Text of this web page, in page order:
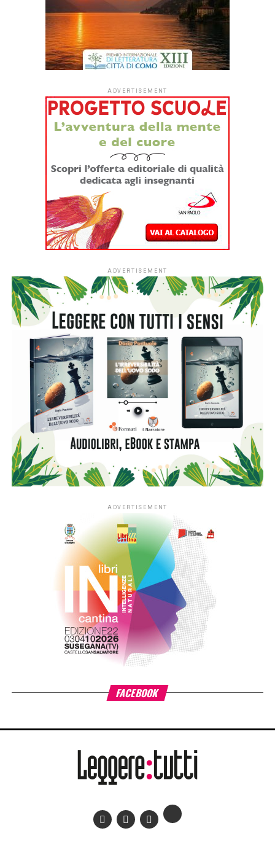
Dopo quattro anni di sperimentazione, #ioleggoperché
apre per la prima volta le iscrizioni a tutti gli asili nido
1° settembrele strutture educative per la
fascia 0-3 anni di tutto il Paese potranno aderire
all’iniziativa sociale dell’Associazione Italiana Editori (AIE)
a favore delle biblioteche scolastiche e partecipare alla
campagna nazionale di donazione di libri in programma dal
7 al 15 novembre 2026.
L’ingresso di tutti i nidi italiani segna una nuova fase per
#ioleggoperché che, dopo dieci anni al fianco delle
scuole, amplia il proprio raggio d’azione includendo anche i
servizi educativi per la primissima infanzia.
L’apertura nazionale è resa possibile grazie alsostegno
di Fondazione Cariplo, che dal 2022 ha accompagnato lo
sviluppo di #ioleggoperchéLAB-NIDI, il progetto
sperimentale dedicato ai nidi realizzato in Lombardia e
nelle province di Novara e Verbano-Cusio-Ossola,
territorio di riferimento della Fondazione. In quattro anni la
sperimentazione ha coinvolto fino a 350 asili nido situati
nei contesti più fragili di queste aree, contribuendo ad
libri nella quotidianità educativa. L’estensione del progetto
si inserisce nella cornice della sfida di mandato Anita –
L’infanzia prima di Fondazione Cariplo, che sostiene il
benessere dei bambini e delle bambine tra 0 e 6 anni, con
particolare attenzione alle situazioni di povertà e fragilità
sociale ed economica, promuovendo percorsi di crescita
individuale e lo sviluppo delle comunità educanti.
«L’estensione di #ioleggoperché a tutti gli asili nido
Giovanni Azzone, presidente Fondazione
–. L’esperienza ci ha confermato quanto la lettura
bambini e rafforzi il ruolo educativo di famiglie e servizi
nell’ambito di Anita – L’infanzia prima. La forza di
#ioleggoperché sta nella sua capacità di trasformare la
un’occasione per coinvolgere cittadini, famiglie, scuole e
territori nel sostegno concreto ai nidi e nella diffusione di